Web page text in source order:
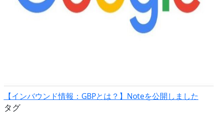
【インバウンド情報：GBPとは？】Noteを公開しました
タグ